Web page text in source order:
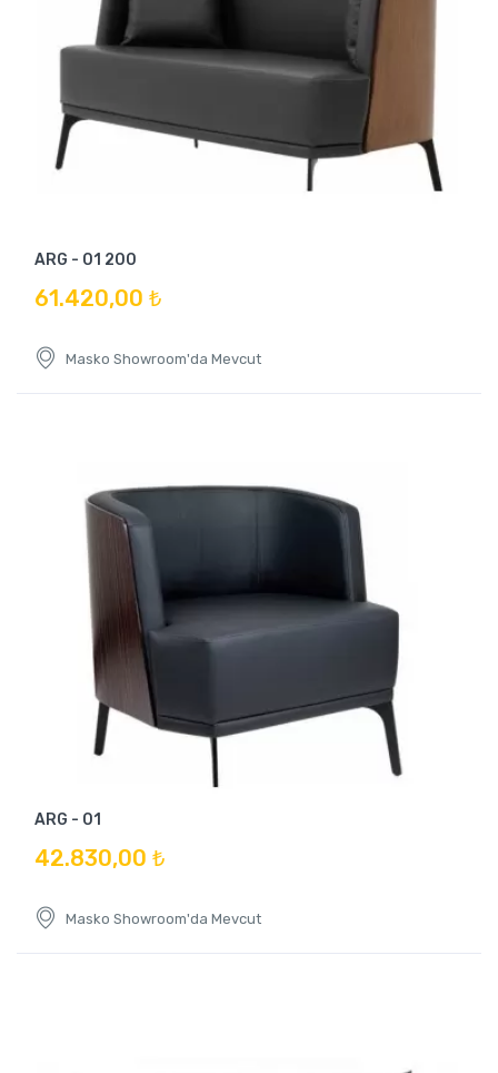
ARG - 01 200
61.420,00 ₺
Masko Showroom'da Mevcut
ARG - 01
42.830,00 ₺
Masko Showroom'da Mevcut